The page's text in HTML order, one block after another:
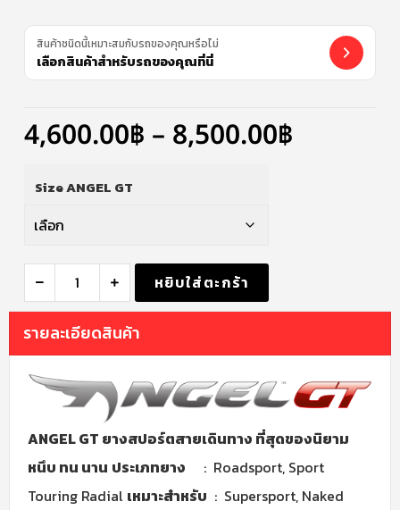
สินค้าชนิดนี้เหมาะสมกับรถของคุณหรือไม่
เลือกสินค้าสำหรับรถของคุณที่นี่
4,600.00฿ – 8,500.00฿
Size ANGEL GT
หยิบใส่ตะกร้า
รายละเอียดสินค้า
ANGEL GT ยางสปอร์ตสายเดินทาง ที่สุดของนิยาม
หนึบ ทน นาน ประเภทยาง : Roadsport, Sport
Touring Radial เหมาะสำหรับ : Supersport, Naked